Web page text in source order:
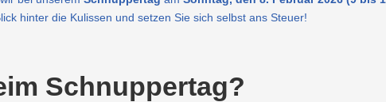
hinter die Kulissen und setzen Sie sich selbst ans Steuer!
Schnuppertag?